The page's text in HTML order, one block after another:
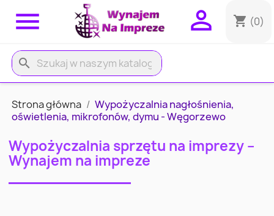
 shopping_cart (0)

search
Strona główna
Wypożyczalnia nagłośnienia,
oświetlenia, mikrofonów, dymu - Węgorzewo
Wypożyczalnia sprzętu na imprezy –
Wynajem na impreze